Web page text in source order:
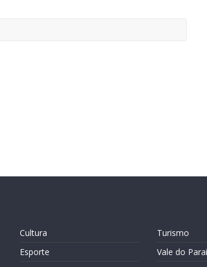
Cultura
Esporte
Turismo
Vale do